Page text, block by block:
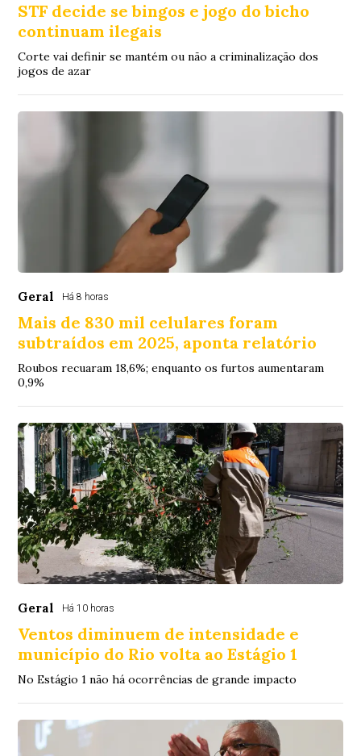
STF decide se bingos e jogo do bicho
continuam ilegais
Corte vai definir se mantém ou não a criminalização dos
jogos de azar
Geral Há 8 horas
Mais de 830 mil celulares foram
subtraídos em 2025, aponta relatório
Roubos recuaram 18,6%; enquanto os furtos aumentaram
0,9%
Geral Há 10 horas
Ventos diminuem de intensidade e
município do Rio volta ao Estágio 1
No Estágio 1 não há ocorrências de grande impacto